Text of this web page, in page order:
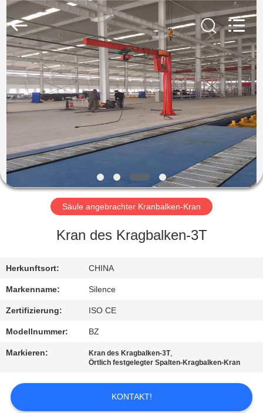
HAUS
PRODUKTE
UNS
FABRIK-
AUSFLUG
QUALITÄTSKONTROLLE
TRETEN
SIE
MIT
VERBINDUNG
Silence
Co.,
Ltd..
Rights
Reserved.
Säule angebrachter Kranbalken-Kran
Kran des Kragbalken-3T
Herkunftsort: CHINA
Markenname: Silence
Zertifizierung: ISO CE
Modellnummer: BZ
Markieren: Kran des Kragbalken-3T,
Örtlich festgelegter Spalten-Kragbalken-Kran
KONTAKT!